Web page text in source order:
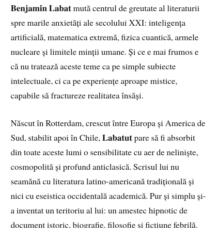
𝐁𝐞𝐧𝐣𝐚𝐦𝐢́𝐧 𝐋𝐚𝐛𝐚𝐭 mută centrul de greutate al literaturii
spre marile anxietăți ale secolului XXI: inteligența
artificială, matematica extremă, fizica cuantică, armele
nucleare și limitele minții umane. Și ce e mai frumos e
că nu tratează aceste teme ca pe simple subiecte
intelectuale, ci ca pe experiențe aproape mistice,
capabile să fractureze realitatea însăși.
Născut în Rotterdam, crescut între Europa și America de
Sud, stabilit apoi în Chile, 𝐋𝐚𝐛𝐚𝐭𝐮𝐭 pare să fi absorbit
din toate aceste lumi o sensibilitate cu aer de neliniște,
cosmopolită și profund anticlasică. Scrisul lui nu
seamănă cu literatura latino-americană tradițională și
nici cu eseistica occidentală academică. Pur și simplu și-
a inventat un teritoriu al lui: un amestec hipnotic de
document istoric, biografie, filosofie și ficțiune febrilă.